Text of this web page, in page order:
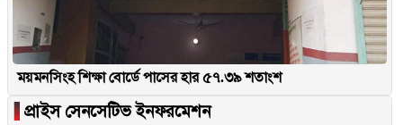
ময়মনসিংহ শিক্ষা বোর্ডে পাসের হার ৫৭.৩৯ শতাংশ
▐ প্রাইস সেনসেটিভ ইনফরমেশন